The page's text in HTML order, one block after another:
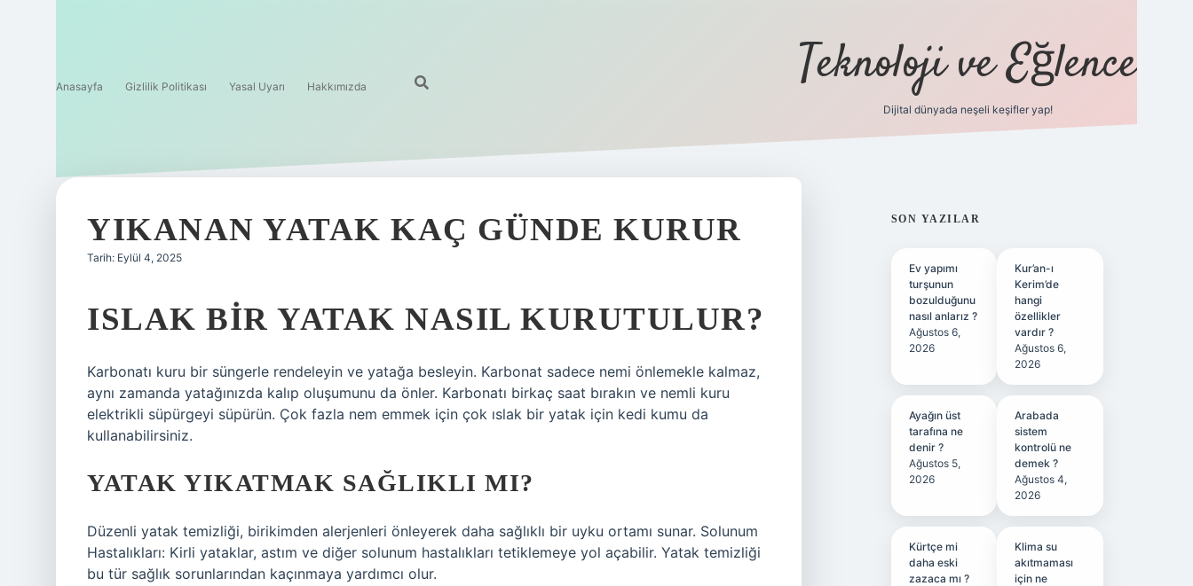
Anasayfa Gizlilik Politikası Yasal Uyarı Hakkımızda Teknoloji ve Eğlence
Dijital dünyada neşeli keşifler yap!
YIKANAN YATAK KAÇ GÜNDE KURUR
Tarih: Eylül 4, 2025
ISLAK BIR YATAK NASIL KURUTULUR?
Karbonatı kuru bir süngerle rendeleyin ve yatağa besleyin. Karbonat sadece nemi önlemekle kalmaz,
aynı zamanda yatağınızda kalıp oluşumunu da önler. Karbonatı birkaç saat bırakın ve nemli kuru
elektrikli süpürgeyi süpürün. Çok fazla nem emmek için çok ıslak bir yatak için kedi kumu da
kullanabilirsiniz.
YATAK YIKATMAK SAĞLIKLI MI?
Düzenli yatak temizliği, birikimden alerjenleri önleyerek daha sağlıklı bir uyku ortamı sunar. Solunum
Hastalıkları: Kirli yataklar, astım ve diğer solunum hastalıkları tetiklemeye yol açabilir. Yatak temizliği
bu tür sağlık sorunlarından kaçınmaya yardımcı olur.
SIDEBAR
SON YAZILAR
Ev yapımı
turşunun
bozulduğunu
nasıl anlarız ?
Ağustos 6,
2026
Kur’an-ı
Kerim’de
hangi
özellikler
vardır ?
Ağustos 6,
2026
Ayağın üst
tarafına ne
denir ?
Ağustos 5,
2026
Arabada
sistem
kontrolü ne
demek ?
Ağustos 4,
2026
Kürtçe mi
daha eski
zazaca mı ?
Klima su
akıtmaması
için ne